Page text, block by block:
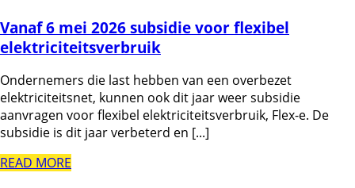
Vanaf 6 mei 2026 subsidie voor flexibel
elektriciteitsverbruik
Ondernemers die last hebben van een overbezet
elektriciteitsnet, kunnen ook dit jaar weer subsidie
aanvragen voor flexibel elektriciteitsverbruik, Flex-e. De
subsidie is dit jaar verbeterd en [...]
READ MORE